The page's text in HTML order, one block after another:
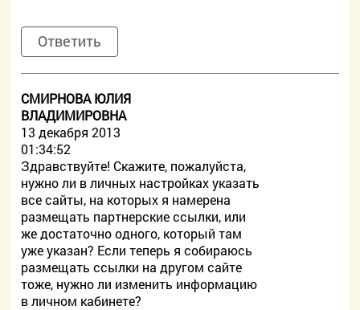
Ответить
СМИРНОВА ЮЛИЯ
ВЛАДИМИРОВНА
13 декабря 2013
01:34:52
Здравствуйте! Скажите, пожалуйста,
нужно ли в личных настройках указать
все сайты, на которых я намерена
размещать партнерские ссылки, или
же достаточно одного, который там
уже указан? Если теперь я собираюсь
размещать ссылки на другом сайте
тоже, нужно ли изменить информацию
в личном кабинете?